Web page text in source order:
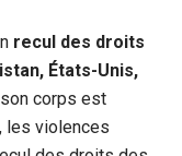
recul des droits
États-Unis,
corps est
les violences